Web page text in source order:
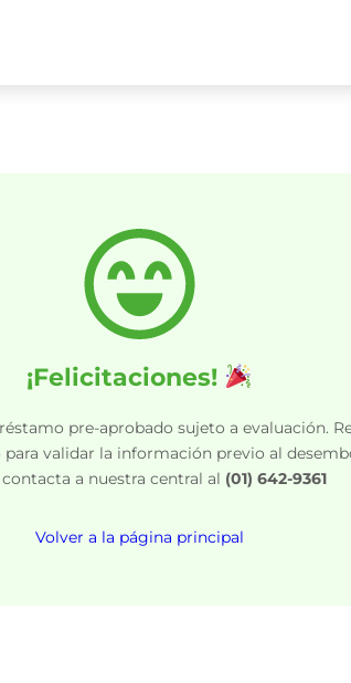
¡Felicitaciones!
pre-aprobado sujeto a evaluación.
validar la información previo al
a nuestra central al (01) 642-9361
Volver a la página principal